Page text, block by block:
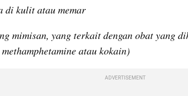
di kulit atau memar
mimisan, yang terkait dengan obat yang
atau kokain)
ADVERTISEMENT